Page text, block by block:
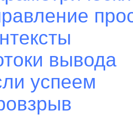
вывода
успеем